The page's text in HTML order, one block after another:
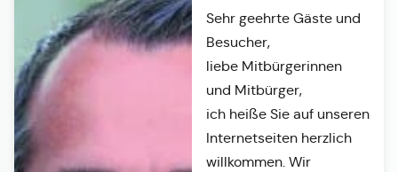
Sehr geehrte Gäste und
Besucher,
liebe Mitbürgerinnen
und Mitbürger,
ich heiße Sie auf unseren
Internetseiten herzlich
willkommen. Wir